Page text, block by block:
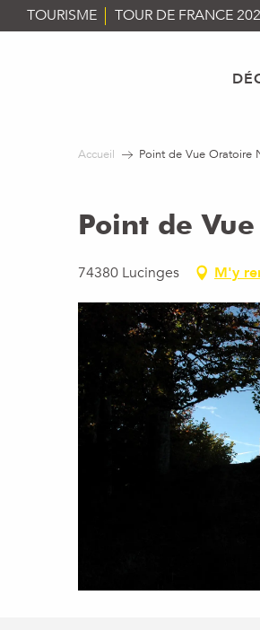
Aller
au
TOURISME TOUR DE FRANCE
Accueil Point de Vue Oratoire
Point de
74380 Lucinges M'y